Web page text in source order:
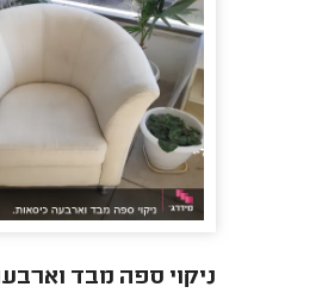
ניקוי ספה מבד